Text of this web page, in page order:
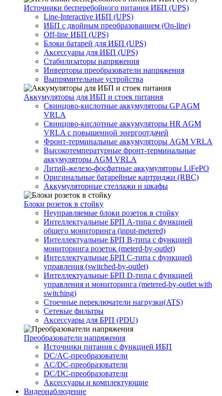
Источники бесперебойного питания ИБП (UPS)
Line-Interactive ИБП (UPS)
ИБП с двойным преобразованием (On-line)
Off-line ИБП (UPS)
Блоки батарей для ИБП (UPS)
Аксессуары для ИБП (UPS)
Стабилизаторы напряжения
Инверторы преобразователи напряжения
Выпрямительные устройства
Аккумуляторы для ИБП и стоек питания
Свинцово-кислотные аккумуляторы GP AGM
VRLA
Свинцово-кислотные аккумуляторы HR AGM
VRLA с повышенной энергоотдачей
Фронт-терминальные аккумуляторы AGM VRLA
Высокотемпературные фронт-терминальные
аккумуляторы AGM VRLA
Литий-железо-фосфатные аккумуляторы LiFePO
Оригинальные батарейные картриджи (RBC)
Аккумуляторные стеллажи и шкафы
Блоки розеток в стойку
Неуправляемые блоки розеток в стойку
Интеллектуальные БРП А-типа с функцией
общего мониторинга (input-metered)
Интеллектуальные БРП B-типа с функцией
мониторинга розеток (meterd-by-outlet)
Интеллектуальные БРП C-типа с функцией
управления (switched-by-outlet)
Интеллектуальные БРП D-типа с функцией
управления и мониторинга (metered-by-outlet with
switching)
Стоечные переключатели нагрузки(ATS)
Сетевые фильтры
Аксессуары для БРП (PDU)
Преобразователи напряжения
Источники питания c функцией ИБП
DC/AC-преобразователи
AC/DC-преобразователи
DC/DC-преобразователи
Аксессуары и комплектующие
Видеонаблюдение